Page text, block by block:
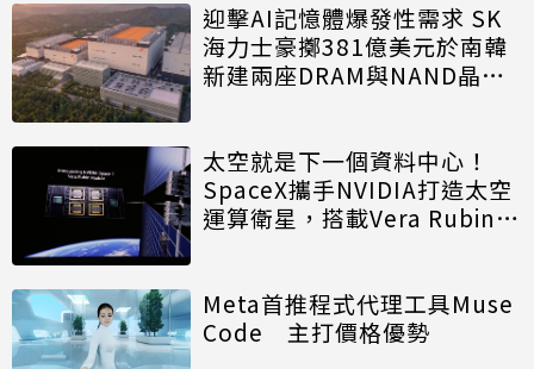
迎擊AI記憶體爆發性需求 SK
海力士豪擲381億美元於南韓
新建兩座DRAM與NAND晶圓
太空就是下一個資料中心！
SpaceX攜手NVIDIA打造太空
運算衛星，搭載Vera Rubin運
Meta首推程式代理工具Muse
Code 主打價格優勢